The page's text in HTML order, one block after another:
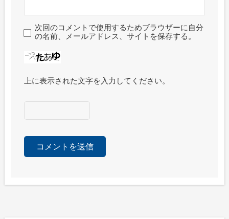
次回のコメントで使用するためブラウザーに自分
の名前、メールアドレス、サイトを保存する。
上に表示された文字を入力してください。